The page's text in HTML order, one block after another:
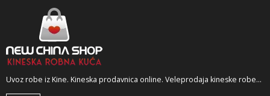
Uvoz robe iz Kine. Kineska prodavnica online. Veleprodaja kineske robe...